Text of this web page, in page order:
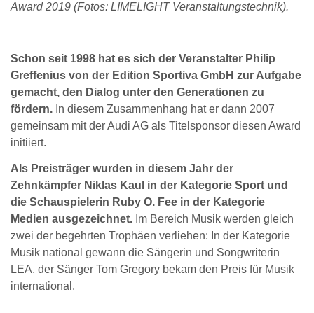
Award 2019 (Fotos: LIMELIGHT Veranstaltungstechnik).
Schon seit 1998 hat es sich der Veranstalter Philip
Greffenius von der Edition Sportiva GmbH zur Aufgabe
gemacht, den Dialog unter den Generationen zu
fördern. In diesem Zusammenhang hat er dann 2007
gemeinsam mit der Audi AG als Titelsponsor diesen Award
initiiert.
Als Preisträger wurden in diesem Jahr der
Zehnkämpfer Niklas Kaul in der Kategorie Sport und
die Schauspielerin Ruby O. Fee in der Kategorie
Medien ausgezeichnet. Im Bereich Musik werden gleich
zwei der begehrten Trophäen verliehen: In der Kategorie
Musik national gewann die Sängerin und Songwriterin
LEA, der Sänger Tom Gregory bekam den Preis für Musik
international.